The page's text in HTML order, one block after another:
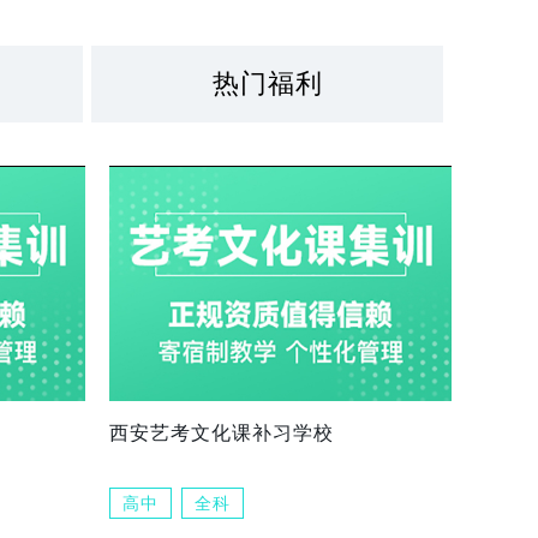
热门福利
西安艺考文化课补习学校
高中 全科